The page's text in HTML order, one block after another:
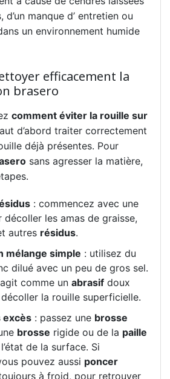
manque d’ entretien ou
un environnement humide
efficacement la
brasero
comment éviter la rouille sur
d’abord traiter correctement
déjà présentes. Pour
sans agresser la matière,
: commencez avec une
décoller les amas de graisse,
autres résidus.
mélange simple : utilisez du
dilué avec un peu de gros sel.
comme un abrasif doux
la rouille superficielle.
excès : passez une brosse
brosse rigide ou de la paille
de la surface. Si
pouvez aussi poncer
à froid, pour retrouver